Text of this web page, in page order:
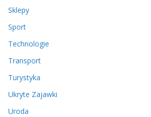
Sklepy
Sport
Technologie
Transport
Turystyka
Ukryte Zajawki
Uroda